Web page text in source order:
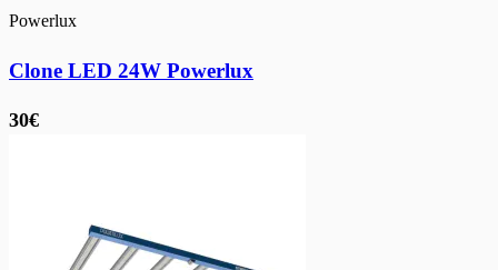
Powerlux
Clone LED 24W Powerlux
30€